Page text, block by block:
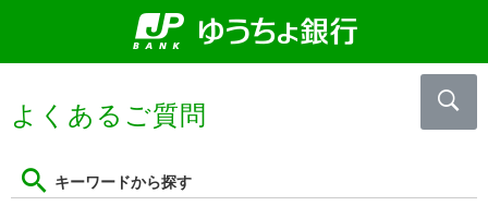
よくあるご質問
キーワードから探す